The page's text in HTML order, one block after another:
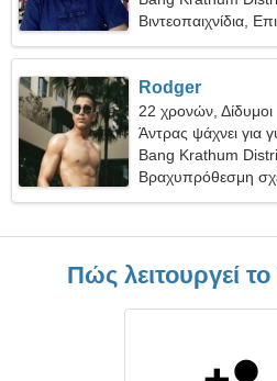
Βιντεοπαιχνίδια,
Rodger
22 χρονών, Δίδυμοι
Άντρας ψάχνει για
Bang Krathum
Βραχυπρόθεσμη
Πώς λειτουργεί